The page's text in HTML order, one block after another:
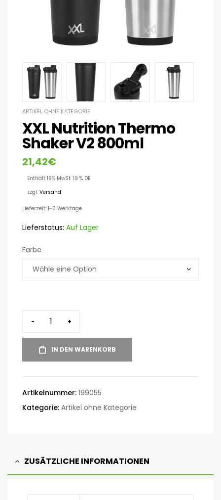
ARTIKEL OHNE KATEGORIE
XXL Nutrition Thermo
Shaker V2 800ml
21,42€
Enthält 19% MwSt. 19 % DE
zzgl. Versand
Lieferzeit: 1-3 Werktage
Lieferstatus: Auf Lager
Farbe
- +
IN DEN WARENKORB
Artikelnummer: 199055
Kategorie: Artikel ohne Kategorie
ZUSÄTZLICHE INFORMATIONEN